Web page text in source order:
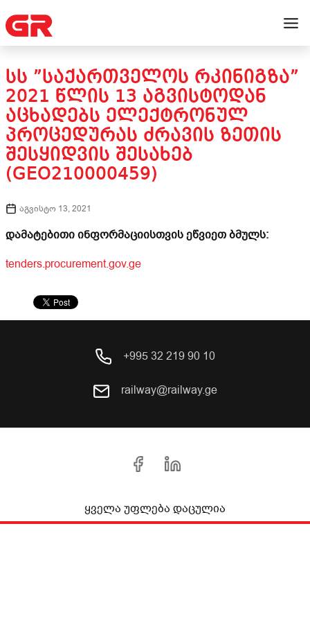
ᲡᲡ ”ᲡᲐᲥᲐᲠᲗᲕᲔᲚᲝᲡ ᲠᲙᲘᲜᲘᲒᲖᲐ”
2021 ᲬᲚᲘᲡ 13 ᲐᲒᲕᲘᲡᲢᲝᲓᲐᲜ
ᲐᲪᲮᲐᲓᲔᲑᲡ ᲔᲚᲔᲥᲢᲠᲝᲜᲣᲚ
ᲞᲠᲝᲪᲔᲓᲣᲠᲐᲡ ᲫᲠᲐᲕᲘᲡ ᲖᲔᲗᲘᲡ
ᲨᲔᲡᲧᲘᲓᲕᲘᲡ ᲨᲔᲡᲐᲮᲔᲑ
(GEO210000459)
აგვისტო 13, 2021
დამატებითი ინფორმაციისთვის ეწვიეთ ბმულს:
tenders.procurement.gov.ge
+995 32 219 90 10
railway@railway.ge
ყველა უფლება დაცულია